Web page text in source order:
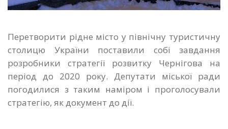
Перетворити рідне місто у північну туристичну
столицю України поставили собі завдання
розробники стратегії розвитку Чернігова на
період до 2020 року. Депутати міської ради
погодилися з таким наміром і проголосували
стратегію, як документ до дії.